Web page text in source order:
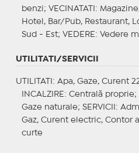
benzi; VECINATATI :
Hotel, Bar/Pub, Restaurant,
Sud - Est; VEDERE : Vedere
UTILITATI/SERVICII
UTILITATI : Apa, Gaze, Curent
INCALZIRE : Centrală proprie;
Gaze naturale; SERVICII :
Gaz, Curent electric, Contor
curte